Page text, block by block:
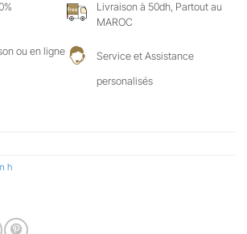
Livraison à 50dh, Partout au
MAROC
ou en ligne Service et Assistance
personalisés
h